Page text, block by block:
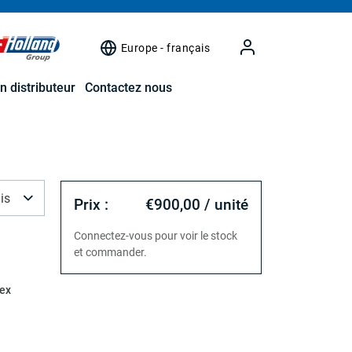
Europe - français
distributeur Contactez nous
Prix : €900,00 / unité
Connectez-vous pour voir le stock
et commander.